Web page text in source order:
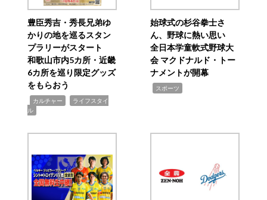
豊臣秀吉・秀長兄弟ゆ
かりの地を巡るスタン
プラリーがスタート
和歌山市内5カ所・近畿
6カ所を巡り限定グッズ
をもらおう
カルチャー
ライフスタイ
ル
始球式の杉谷拳士さ
ん、野球に熱い思い
全日本学童軟式野球大
会 マクドナルド・トー
ナメントが開幕
スポーツ